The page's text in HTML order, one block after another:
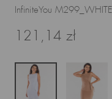
InfiniteYou M299_WHITE
121,14 zł